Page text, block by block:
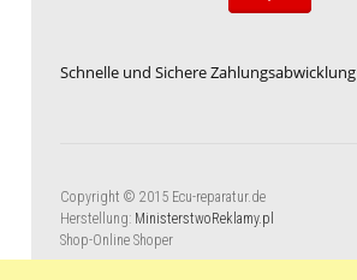
Schnelle und Sichere Zahlungsabwicklung
Copyright © 2015 Ecu-reparatur.de
Herstellung: MinisterstwoReklamy.pl
Shop-Online Shoper